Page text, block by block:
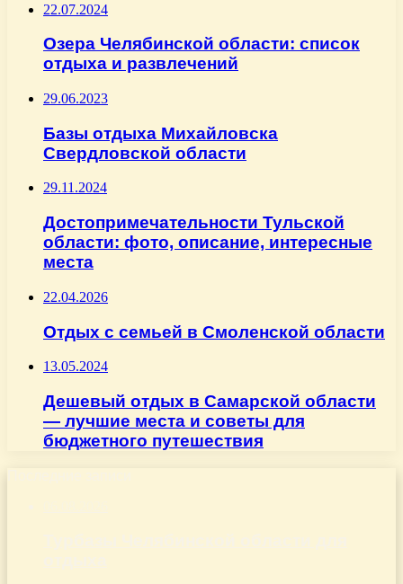
22.07.2024
Озера Челябинской области: список
отдыха и развлечений
29.06.2023
Базы отдыха Михайловска
Свердловской области
29.11.2024
Достопримечательности Тульской
области: фото, описание, интересные
места
22.04.2026
Отдых с семьей в Смоленской области
13.05.2024
Дешевый отдых в Самарской области
— лучшие места и советы для
бюджетного путешествия